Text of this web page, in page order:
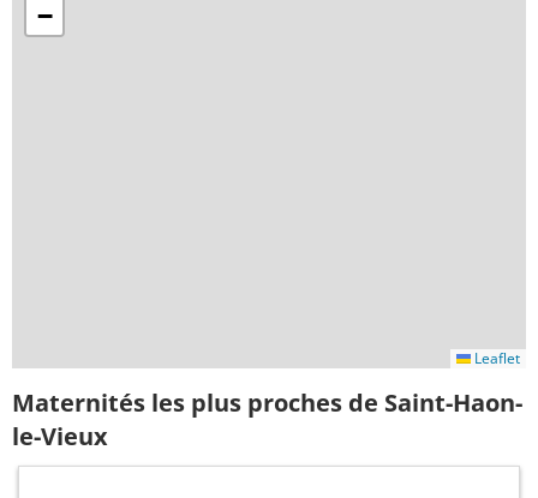
−
Leaflet
Maternités les plus proches de Saint-Haon-
le-Vieux